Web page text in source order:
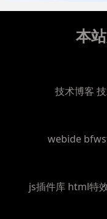
本
技术博客
webide
js插件库 html特